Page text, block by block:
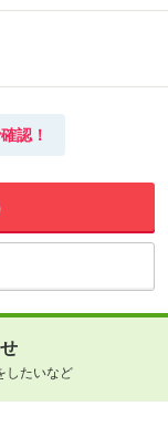
認！
したいなど